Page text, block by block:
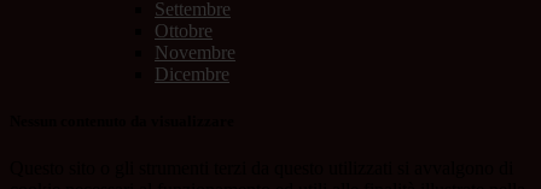
Settembre
Ottobre
Novembre
Dicembre